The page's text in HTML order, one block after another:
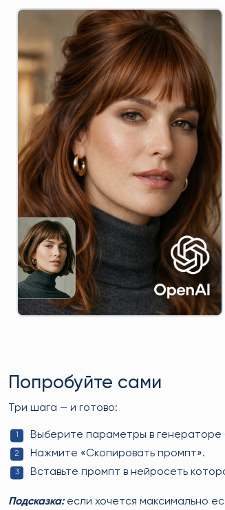
Попробуйте сами
Три шага — и готово:
Выберите параметры в генераторе
Нажмите «Скопировать промпт».
Вставьте промпт в нейросеть
Подсказка:если хочется максимально